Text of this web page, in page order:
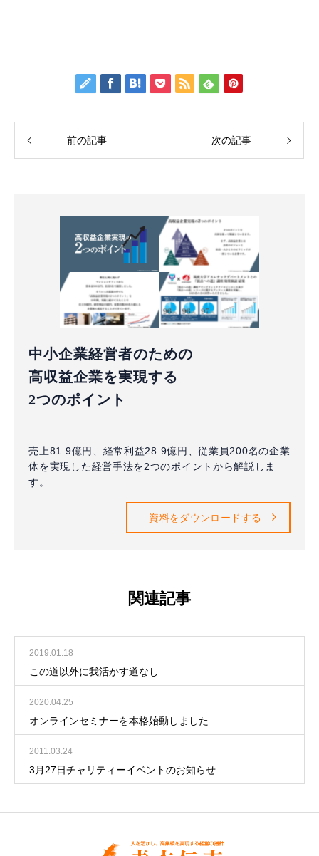
前の記事 次の記事
中小企業経営者のための
高収益企業を実現する
2つのポイント
売上81.9億円、経常利益28.9億円、従業員200名の企業
体を実現した経営手法を2つのポイントから解説しま
す。
資料をダウンロードする
関連記事
2019.01.18
この道以外に我活かす道なし
2020.04.25
オンラインセミナーを本格始動しました
2011.03.24
3月27日チャリティーイベントのお知らせ